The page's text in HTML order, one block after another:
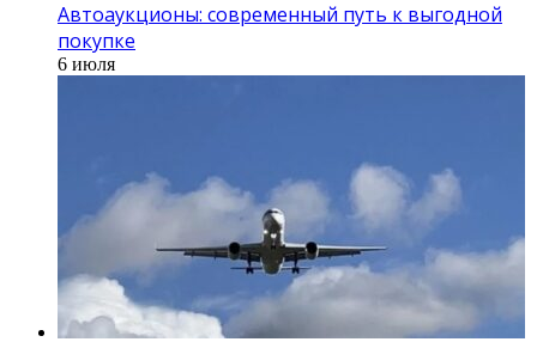
Автоаукционы: современный путь к выгодной
покупке
6 июля